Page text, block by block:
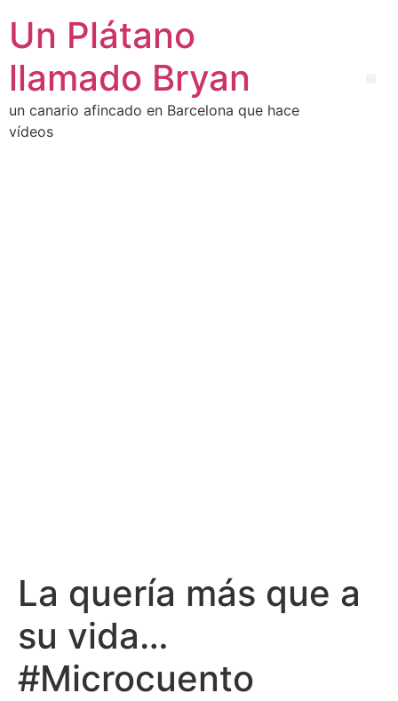
Un Plátano
llamado Bryan
un canario afincado en Barcelona que hace
vídeos
La quería más que a
su vida…
#Microcuento